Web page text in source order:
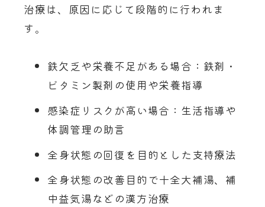
治療は、原因に応じて段階的に行われま
す。
鉄欠乏や栄養不足がある場合：鉄剤・
ビタミン製剤の使用や栄養指導
感染症リスクが高い場合：生活指導や
体調管理の助言
全身状態の回復を目的とした支持療法
全身状態の改善目的で十全大補湯、補
中益気湯などの漢方治療